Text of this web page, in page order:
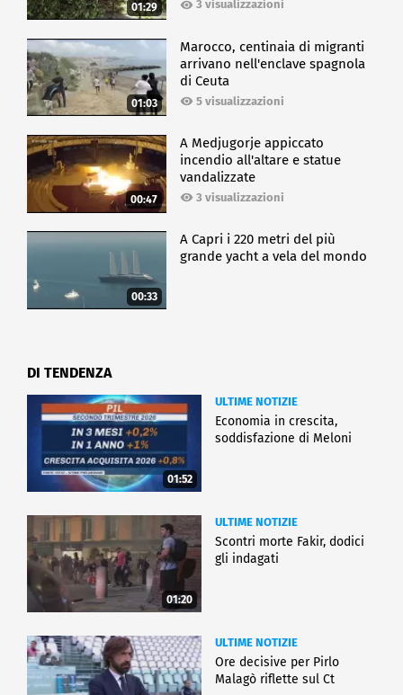
01:29 3 visualizzazioni
01:03
Marocco, centinaia di migranti
arrivano nell'enclave spagnola
di Ceuta
5 visualizzazioni
00:47
A Medjugorje appiccato
incendio all'altare e statue
vandalizzate
3 visualizzazioni
00:33
A Capri i 220 metri del più
grande yacht a vela del mondo
DI TENDENZA
01:52
ULTIME NOTIZIE
Economia in crescita,
soddisfazione di Meloni
01:20
ULTIME NOTIZIE
Scontri morte Fakir, dodici
gli indagati
ULTIME NOTIZIE
Ore decisive per Pirlo
Malagò riflette sul Ct